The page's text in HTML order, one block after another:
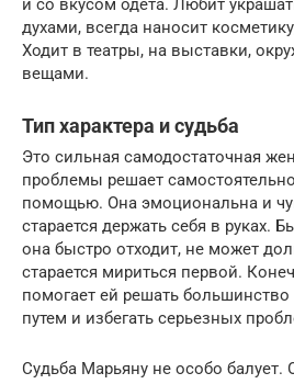
и со вкусом одета. Любит
духами, всегда наносит
Ходит в театры, на выставки,
вещами.
Тип характера и судьба
Это сильная самодостаточная
проблемы решает
помощью. Она эмоциональна и
старается держать себя в руках.
она быстро отходит, не может
старается мириться первой.
помогает ей решать
путем и избегать серьезных
Судьба Марьяну не особо балует.